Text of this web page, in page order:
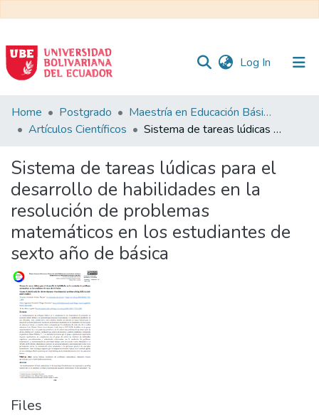
Log In (current)
Communities
&
All of DSpace
Statistics
Home Postgrado
Maestría en Educación Básica
Artículos Científicos
Sistema de tareas lúdicas para el desarrollo de habilidades en la resolución de problemas matemáticos en los estudiantes de sexto año de básica
Sistema de tareas lúdicas para el
desarrollo de habilidades en la
resolución de problemas
matemáticos en los estudiantes de
sexto año de básica
Files